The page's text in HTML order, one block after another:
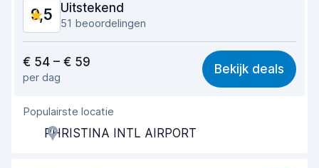
9,5 Uitstekend
51 beoordelingen
9,0
Makkelijk te vinden 9,7
Behulpzame medewerker
Snelheid ophaalproces
€ 54 – € 59
per dag
Bekijk deals
Populairste locatie
PHRISTINA INTL AIRPORT